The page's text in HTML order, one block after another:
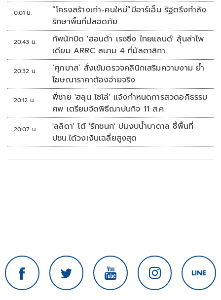
0:01 น.
“โครงสร้างเก่า-คนใหม่”บีอาร์เอ็น รัฐตรึงกำลัง
รักษาพื้นที่ปลอดภัย
20:43 น.
ทัพนักบิด 'ฮอนด้า เรซซิ่ง ไทยแลนด์' ลุ้นล่าโพ
เดียม ARRC สนาม 4 ที่มัลดาลิกา
20:32 น.
‘ศุภมาส’ สั่งเข้มตรวจคลินิกเสริมความงาม ย้ำ
โฆษณาราคาต้องจ่ายจริง
20:12 น.
พี่ชาย 'ฮลุน โซโล่' แจ้งกำหนดการสวดอภิธรรม
ศพ เตรียมจัดพิธีฌาปนกิจ 11 ส.ค.
20:07 น.
'ลลิดา' โต้ 'รักชนก' ปมงบน้ำบาดาล ชี้พื้นที่
ปชน.ได้วงเงินเฉลี่ยสูงสุด